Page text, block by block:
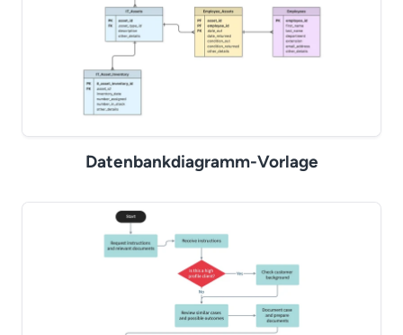
Datenbankdiagramm-Vorlage